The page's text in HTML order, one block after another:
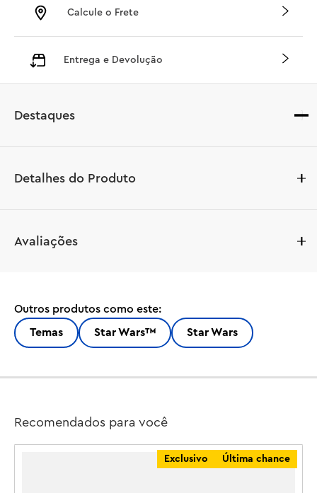
Calcule o Frete
Entrega e Devolução
Destaques
Detalhes do Produto
homenagear o Líder dos Cavaleiros de Ren com este kit
maneira ideal de celebrar o 10º aniversário de Star Wars :
O Despertar da Força™, em que este capacete icônico
foi visto pela primeira vez. Recrie características
elementos especiais com decoração prateada impressa,
impressionante exposição de Star Wars .
Este conjunto para montar e expor é adequado tanto
para construtores experientes de LEGO quanto para fãs
Avaliações
Outros produtos como este:
Temas Star Wars™ Star Wars
Recomendados para você
Exclusivo Última chance